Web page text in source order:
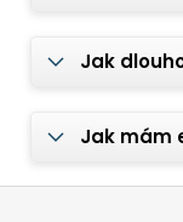
Jak
Jak mám
Z